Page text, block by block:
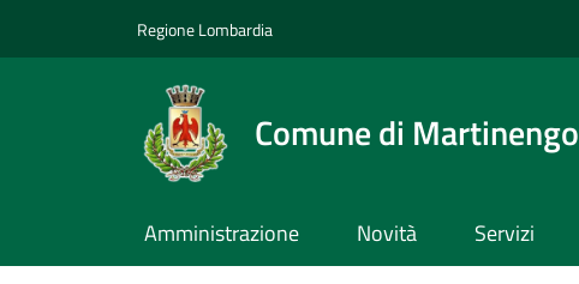
Regione Lombardia
Comune di Martinengo
Amministrazione Novità Servizi